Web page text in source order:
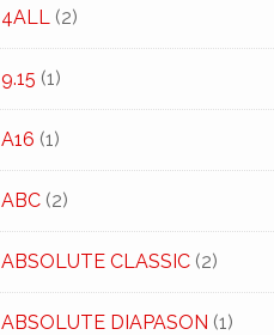
4ALL (2)
9.15 (1)
A16 (1)
ABC(2)
ABSOLUTE CLASSIC(2)
ABSOLUTE DIAPASON (1)